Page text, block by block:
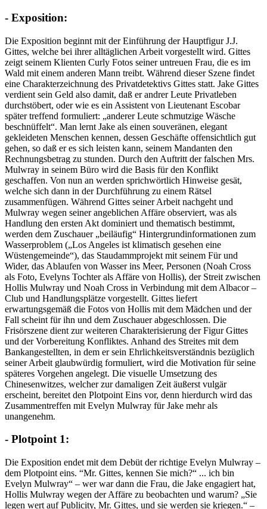
- Exposition:
Die Exposition beginnt mit der Einführung der Hauptfigur J.J.
Gittes, welche bei ihrer alltäglichen Arbeit vorgestellt wird. Gittes
zeigt seinem Klienten Curly Fotos seiner untreuen Frau, die es im
Wald mit einem anderen Mann treibt. Während dieser Szene findet
eine Charakterzeichnung des Privatdetektivs Gittes statt. Jake Gittes
verdient sein Geld also damit, daß er andrer Leute Privatleben
durchstöbert, oder wie es ein Assistent von Lieutenant Escobar
später treffend formuliert: „anderer Leute schmutzige Wäsche
beschnüffelt“. Man lernt Jake als einen souveränen, elegant
gekleideten Menschen kennen, dessen Geschäfte offensichtlich gut
gehen, so daß er es sich leisten kann, seinem Mandanten den
Rechnungsbetrag zu stunden. Durch den Auftritt der falschen Mrs.
Mulwray in seinem Büro wird die Basis für den Konflikt
geschaffen. Von nun an werden sprichwörtlich Hinweise gesät,
welche sich dann in der Durchführung zu einem Rätsel
zusammenfügen. Während Gittes seiner Arbeit nachgeht und
Mulwray wegen seiner angeblichen Affäre observiert, was als
Handlung den ersten Akt dominiert und thematisch bestimmt,
werden dem Zuschauer „beiläufig“ Hintergrundinformationen zum
Wasserproblem („Los Angeles ist klimatisch gesehen eine
Wüstengemeinde“), das Staudammprojekt mit seinem Für und
Wider, das Ablaufen von Wasser ins Meer, Personen (Noah Cross
als Foto, Evelyns Tochter als Affäre von Hollis), der Streit zwischen
Hollis Mulwray und Noah Cross in Verbindung mit dem Albacor –
Club und Handlungsplätze vorgestellt. Gittes liefert
erwartungsgemäß die Fotos von Hollis mit dem Mädchen und der
Fall scheint für ihn und dem Zuschauer abgeschlossen. Die
Frisörszene dient zur weiteren Charakterisierung der Figur Gittes
und der Vorbereitung Konfliktes. Anhand des Streites mit dem
Bankangestellten, in dem er sein Ehrlichkeitsverständnis bezüglich
seiner Arbeit glaubwürdig formuliert, wird die Motivation für seine
späteres Vorgehen angelegt. Die visuelle Umsetzung des
Chinesenwitzes, welcher zur damaligen Zeit äußerst vulgär
erscheint, bereitet den Plotpoint Eins vor, denn hierdurch wird das
Zusammentreffen mit Evelyn Mulwray für Jake mehr als
unangenehm.
- Plotpoint 1:
Die Exposition endet mit dem Debüt der richtige Evelyn Mulwray –
dem Plotpoint eins. “Mr. Gittes, kennen Sie mich?“ ... ich bin
Evelyn Mulwray“ – wer war dann die Frau, die Jake engagiert hat,
Hollis Mulwray wegen der Affäre zu beobachten und warum? „Sie
legen wert auf Publicity, Mr. Gittes, und sie werden sie kriegen.“ –